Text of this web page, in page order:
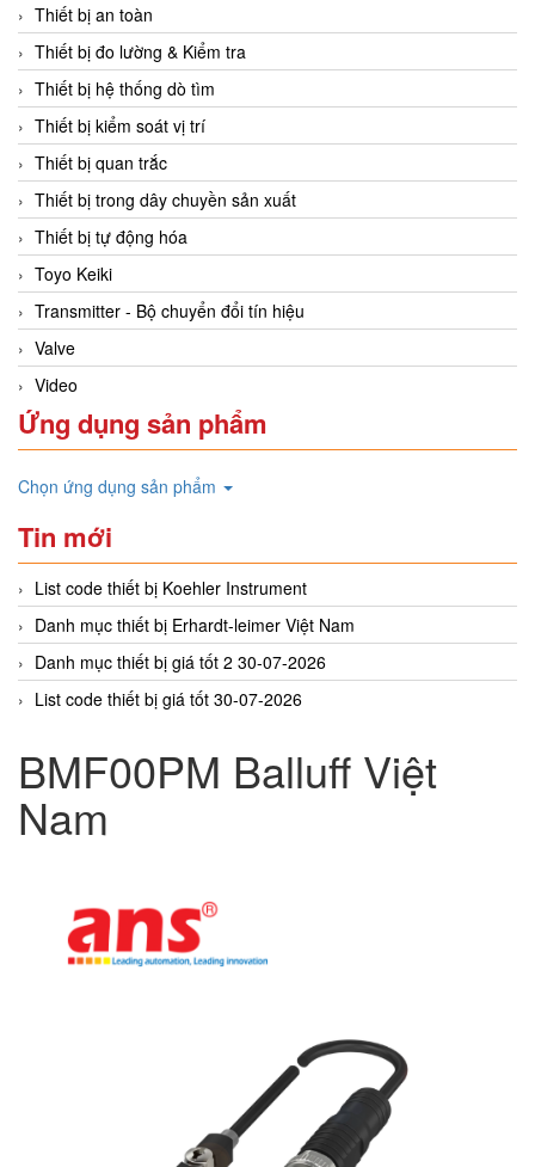
Thiết bị an toàn
Thiết bị đo lường & Kiểm tra
Thiết bị hệ thống dò tìm
Thiết bị kiểm soát vị trí
Thiết bị quan trắc
Thiết bị trong dây chuyền sản xuất
Thiết bị tự động hóa
Toyo Keiki
Transmitter - Bộ chuyển đổi tín hiệu
Valve
Video
Ứng dụng sản phẩm
Chọn ứng dụng sản phẩm
Tin mới
List code thiết bị Koehler Instrument
Danh mục thiết bị Erhardt-leimer Việt Nam
Danh mục thiết bị giá tốt 2 30-07-2026
List code thiết bị giá tốt 30-07-2026
BMF00PM Balluff Việt
Nam